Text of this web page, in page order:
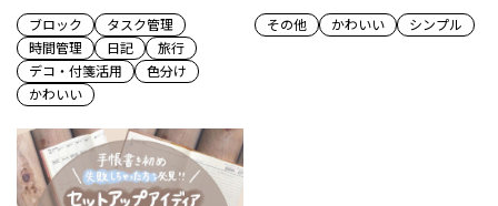
ブロック
タスク管理
時間管理
日記
旅行
デコ・付箋活用
色分け
かわいい
その他 かわいい シンプル